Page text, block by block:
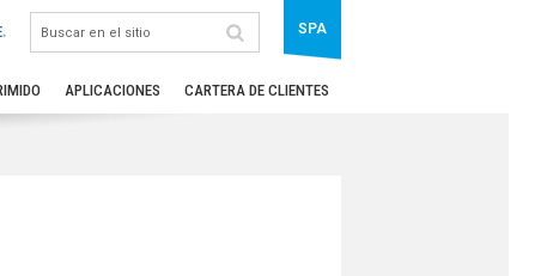
APLICACIONES CARTERA DE CLIENTES
SPA